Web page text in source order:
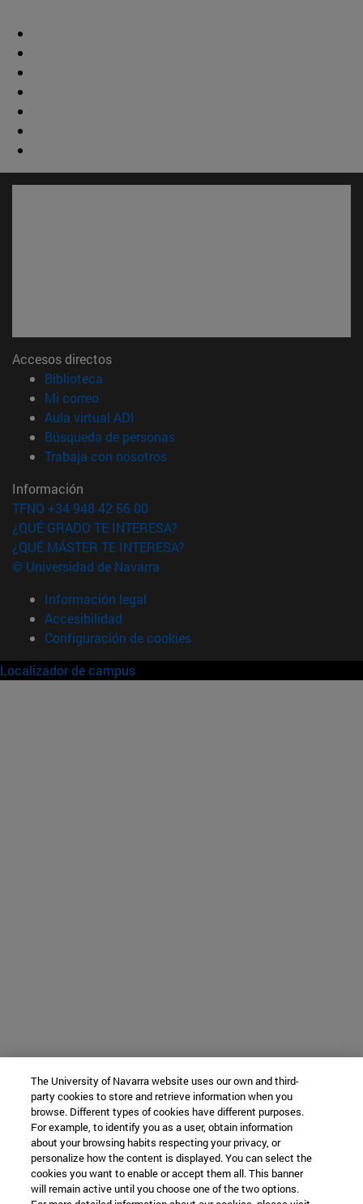
Accesos directos
Biblioteca
Mi correo(abre en nueva ventana)
Aula virtual ADI
Búsqueda de personas(abre en nueva ventana)
Trabaja con nosotros(abre en nueva ventana)
Información
TFNO +34 948 42 56 00
¿QUÉ GRADO TE INTERESA?
¿QUÉ MÁSTER TE INTERESA?
© Universidad de Navarra
Información legal
Accesibilidad
Configuración de cookies
Localizador de campus
The University of Navarra website uses our own and third-
party cookies to store and retrieve information when you
browse. Different types of cookies have different purposes.
For example, to identify you as a user, obtain information
about your browsing habits respecting your privacy, or
personalize how the content is displayed. You can select the
cookies you want to enable or accept them all. This banner
will remain active until you choose one of the two options.